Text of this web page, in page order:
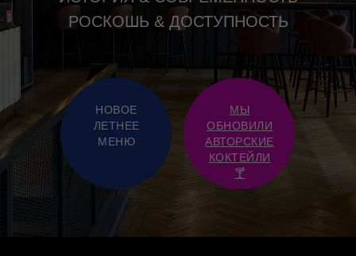
НОВОЕ
ЛЕТНЕЕ
МЕНЮ
МЫ
ОБНОВИЛИ
АВТОРСКИЕ
КОКТЕЙЛИ
🍸
РОСКОШЬ & ДОСТУПНОСТЬ